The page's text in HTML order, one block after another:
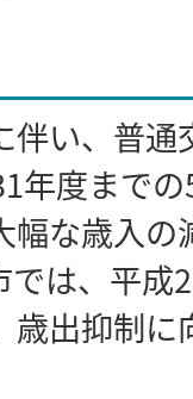
伴い、普
年度まで
幅な歳入の
では、平
歳出抑制